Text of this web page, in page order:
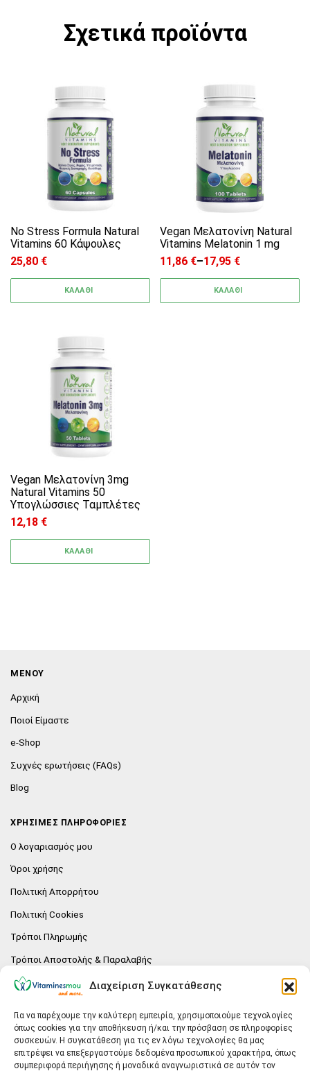
Διαχείριση Συγκατάθεσης
Για να παρέχουμε την καλύτερη εμπειρία, χρησιμοποιούμε τεχνολογίες
όπως cookies για την αποθήκευση ή/και την πρόσβαση σε πληροφορίες
συσκευών. Η συγκατάθεση για τις εν λόγω τεχνολογίες θα μας
επιτρέψει να επεξεργαστούμε δεδομένα προσωπικού χαρακτήρα, όπως
συμπεριφορά περιήγησης ή μοναδικά αναγνωριστικά σε αυτόν τον
Σχετικά προϊόντα
No Stress Formula Natural
Vitamins 60 Κάψουλες
25,80 €
ΚΑΛΑΘΙ
Vegan Μελατονίνη Natural
Vitamins Melatonin 1 mg
11,86 €–17,95 €
Price range: 11,86 € through
ΚΑΛΑΘΙ
Αυτό το προϊόν έχει
Vegan Μελατονίνη 3mg
Natural Vitamins 50
Υπογλώσσιες Ταμπλέτες
12,18 €
ΚΑΛΑΘΙ
ΜΕΝΟΥ
Αρχική
Ποιοί Είμαστε
e-Shop
Συχνές ερωτήσεις (FAQs)
Blog
ΧΡΗΣΙΜΕΣ ΠΛΗΡΟΦΟΡΙΕΣ
Ο λογαριασμός μου
Όροι χρήσης
Πολιτική Απορρήτου
Πολιτική Cookies
Τρόποι Πληρωμής
Τρόποι Αποστολής & Παραλαβής
Πολιτική επιστροφών
E-SHOP
Vitaminesmou.gr.